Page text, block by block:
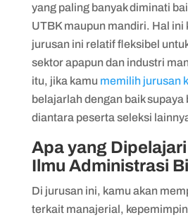
yang paling banyak diminati
UTBK maupun mandiri. Hal ini
jurusan ini relatif fleksibel
sektor apapun dan industri
itu, jika kamu memilih jurusan
belajarlah dengan baik supaya
diantara peserta seleksi
Apa yang
Ilmu Administrasi
Di jurusan ini, kamu akan
terkait manajerial,